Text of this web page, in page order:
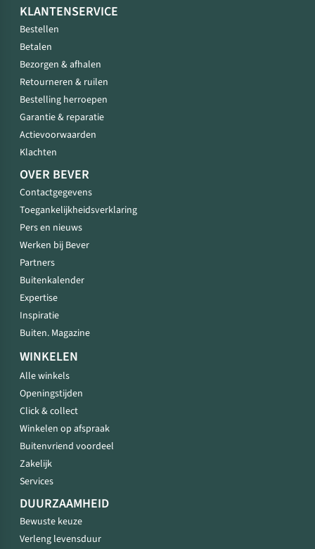
KLANTENSERVICE
Bestellen
Betalen
Bezorgen & afhalen
Retourneren & ruilen
Bestelling herroepen
Garantie & reparatie
Actievoorwaarden
Klachten
OVER BEVER
Contactgegevens
Toegankelijkheidsverklaring
Pers en nieuws
Werken bij Bever
Partners
Buitenkalender
Expertise
Inspiratie
Buiten. Magazine
WINKELEN
Alle winkels
Openingstijden
Click & collect
Winkelen op afspraak
Buitenvriend voordeel
Zakelijk
Services
DUURZAAMHEID
Bewuste keuze
Verleng levensduur